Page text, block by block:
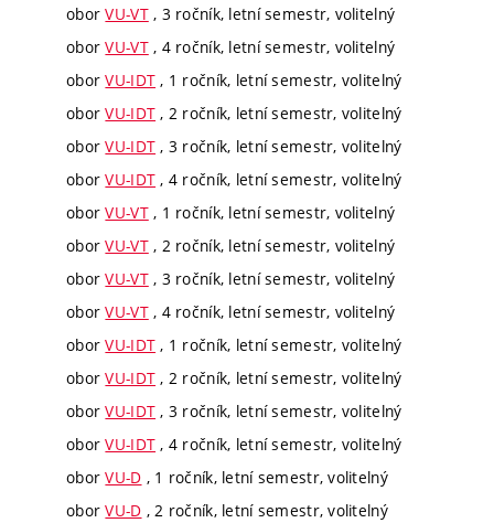
oborVU-VT, 3 ročník, letní semestr, volitelný
oborVU-VT, 4 ročník, letní semestr, volitelný
oborVU-IDT , 1 ročník, letní semestr, volitelný
oborVU-IDT , 2 ročník, letní semestr, volitelný
oborVU-IDT , 3 ročník, letní semestr, volitelný
oborVU-IDT , 4 ročník, letní semestr, volitelný
oborVU-VT, 1 ročník, letní semestr, volitelný
oborVU-VT, 2 ročník, letní semestr, volitelný
oborVU-VT, 3 ročník, letní semestr, volitelný
oborVU-VT, 4 ročník, letní semestr, volitelný
oborVU-IDT , 1 ročník, letní semestr, volitelný
oborVU-IDT , 2 ročník, letní semestr, volitelný
oborVU-IDT , 3 ročník, letní semestr, volitelný
oborVU-IDT , 4 ročník, letní semestr, volitelný
oborVU-D , 1 ročník, letní semestr, volitelný
oborVU-D , 2 ročník, letní semestr, volitelný